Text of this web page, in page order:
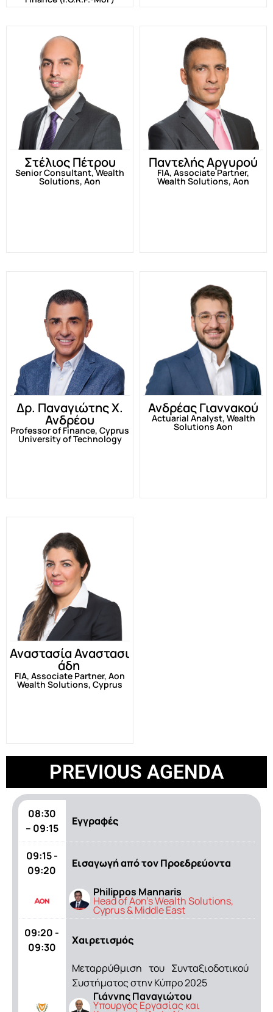
Στέλιος Πέτρου
Senior Consultant, Wealth
Solutions, Aon
Παντελής Αργυρού
FIA, Associate Partner,
Wealth Solutions, Aon
Δρ. Παναγιώτης Χ.
Ανδρέου
Professor of Finance, Cyprus
University of Technology
Ανδρέας Γιαννακού
Actuarial Analyst, Wealth
Solutions Aon
Αναστασία Αναστασι
άδη
FIA, Associate Partner, Aon
Wealth Solutions, Cyprus
PREVIOUS AGENDA
08:30
– 09:15
Εγγραφές
09:15 -
09:20
Εισαγωγή από τον Προεδρεύοντα
Philippos Mannaris
Head of Aon’s Wealth Solutions,
Cyprus & Middle East
09:20 -
09:30
Χαιρετισμός
Μεταρρύθμιση του Συνταξιοδοτικού
Συστήματος στην Κύπρο 2025
Γιάννης Παναγιώτου
Υπουργός Εργασίας και